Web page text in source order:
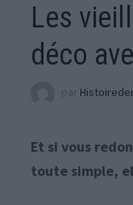
Les
déco
par
Et si vous
toute simple,